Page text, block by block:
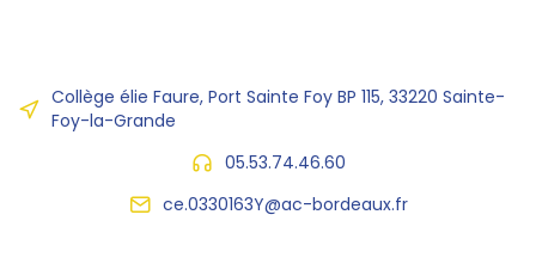
Collège élie Faure, Port Sainte Foy BP 115, 33220 Sainte-
Foy-la-Grande
05.53.74.46.60
ce.0330163Y@ac-bordeaux.fr